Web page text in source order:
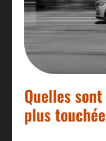
Quelles
plus